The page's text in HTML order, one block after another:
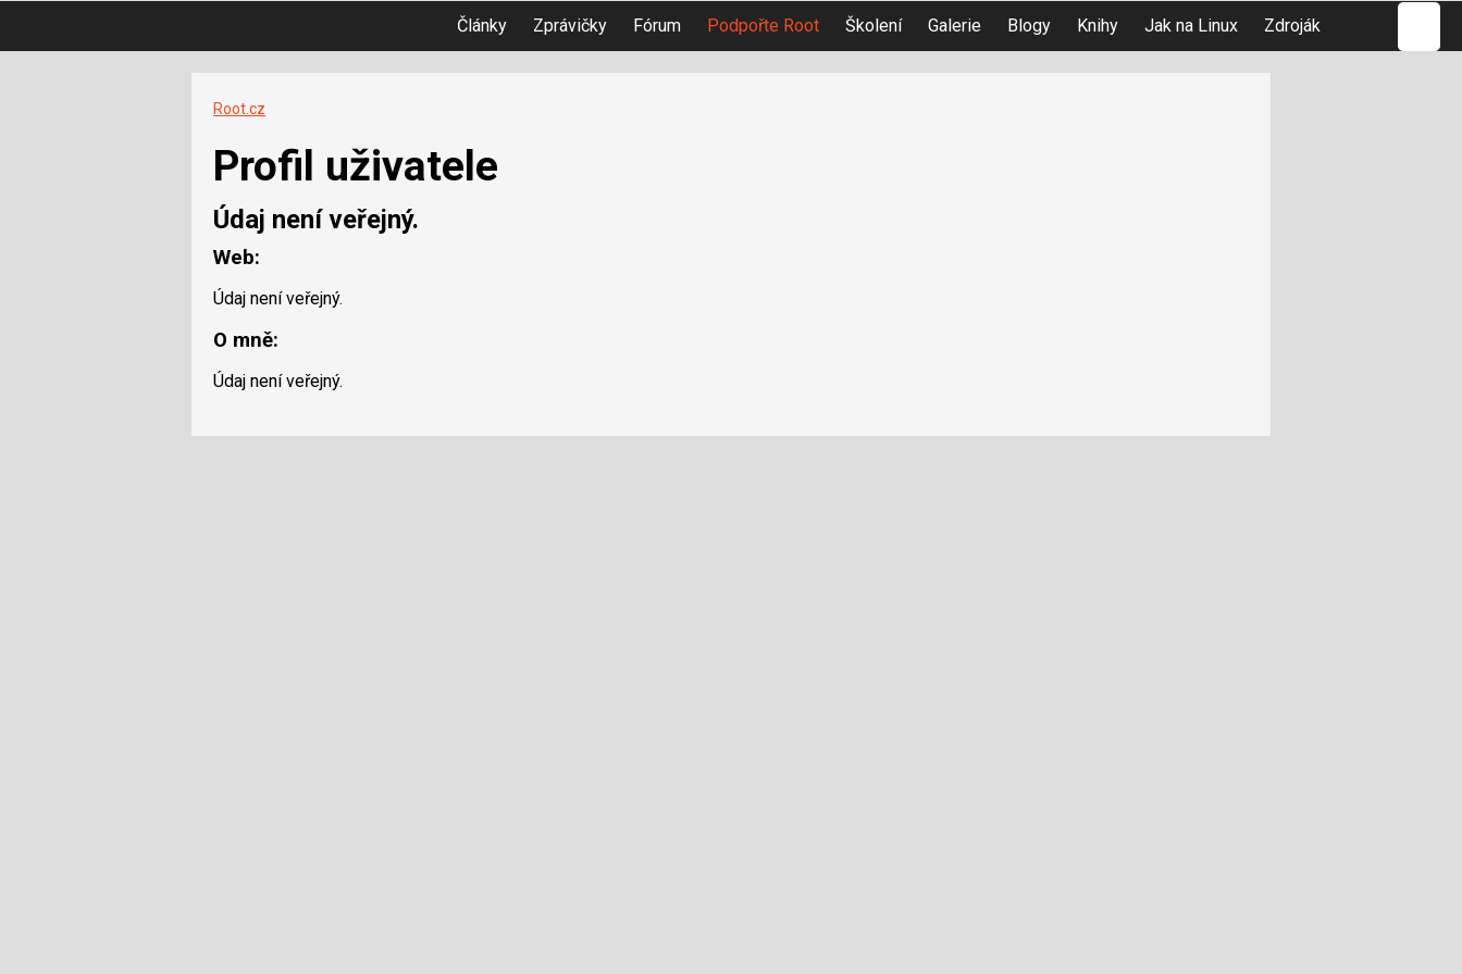
Články Zprávičky Fórum Podpořte Root Školení Galerie Blogy Knihy Jak na Linux Zdroják
Root.cz
Profil uživatele
Údaj není veřejný.
Web:
Údaj není veřejný.
O mně:
Údaj není veřejný.